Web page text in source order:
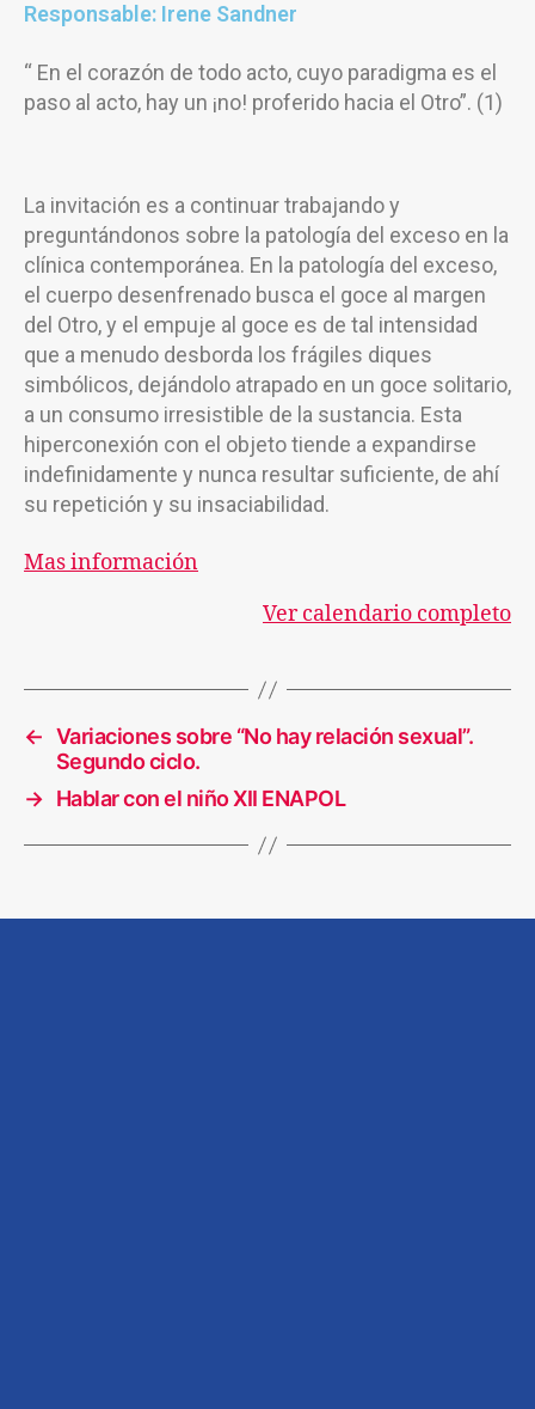
Responsable: Irene Sandner
“ En el corazón de todo acto, cuyo paradigma es el
paso al acto, hay un ¡no! proferido hacia el Otro”. (1)
La invitación es a continuar trabajando y
preguntándonos sobre la patología del exceso en la
clínica contemporánea. En la patología del exceso,
el cuerpo desenfrenado busca el goce al margen
del Otro, y el empuje al goce es de tal intensidad
que a menudo desborda los frágiles diques
simbólicos, dejándolo atrapado en un goce solitario,
a un consumo irresistible de la sustancia. Esta
hiperconexión con el objeto tiende a expandirse
indefinidamente y nunca resultar suficiente, de ahí
su repetición y su insaciabilidad.
Mas información
Ver calendario completo
← Variaciones sobre “No hay relación sexual”.
Segundo ciclo.
→ Hablar con el niño XII ENAPOL